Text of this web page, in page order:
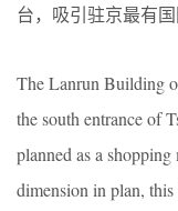
台，吸引驻京最有国
The Lanrun Building
the south entrance of
planned as a
dimension in plan,